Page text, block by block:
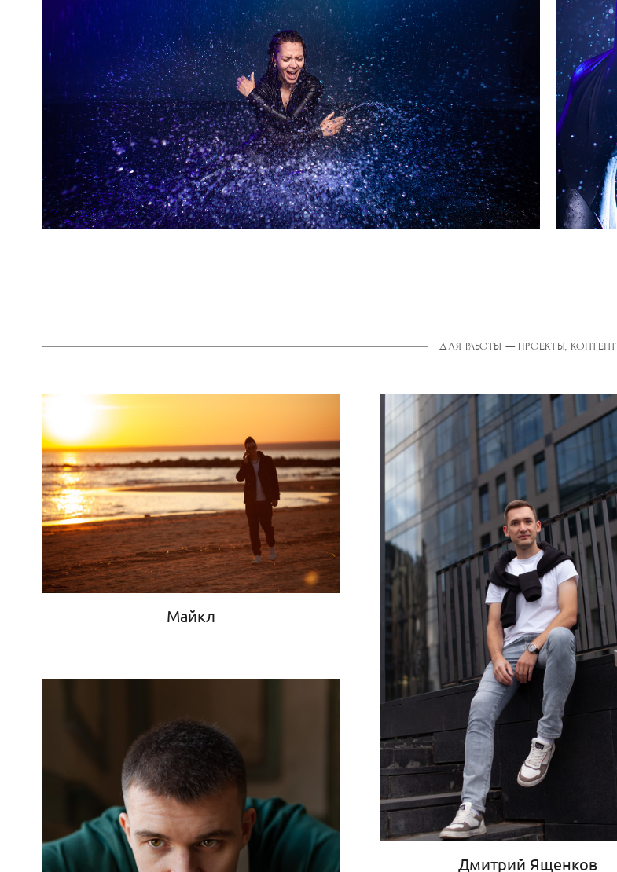
ДЛЯ РАБОТЫ — ПРОЕКТЫ, КОНТЕНТ
Майкл
Дмитрий Ященков